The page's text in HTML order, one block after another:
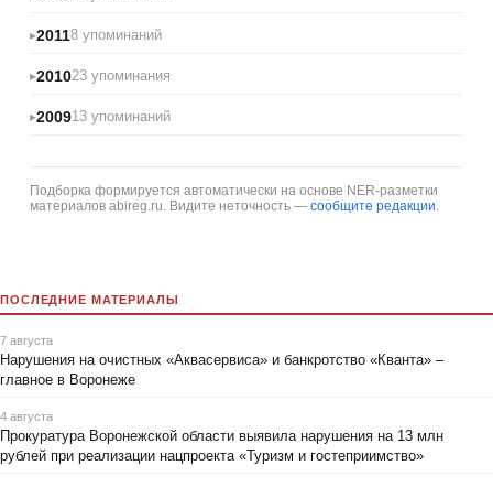
20118 упоминаний
201023 упоминания
200913 упоминаний
Подборка формируется автоматически на основе NER-разметки
материалов abireg.ru. Видите неточность — сообщите редакции
ПОСЛЕДНИЕ МАТЕРИАЛЫ
7 августа
Нарушения на очистных «Аквасервиса» и банкротство «Кванта» –
главное в Воронеже
4 августа
Прокуратура Воронежской области выявила нарушения на 13 млн
рублей при реализации нацпроекта «Туризм и гостеприимство»